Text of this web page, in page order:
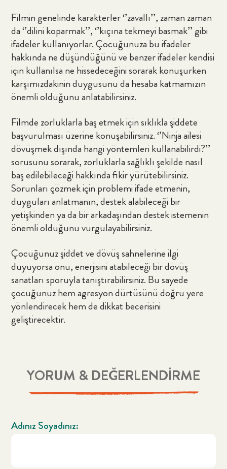
Filmin genelinde karakterler ‘’zavallı’’, zaman zaman
da ‘’dilini koparmak’’, ‘’kıçına tekmeyi basmak’’ gibi
ifadeler kullanıyorlar. Çocuğunuza bu ifadeler
hakkında ne düşündüğünü ve benzer ifadeler kendisi
için kullanılsa ne hissedeceğini sorarak konuşurken
karşımızdakinin duygusunu da hesaba katmamızın
önemli olduğunu anlatabilirsiniz.
Filmde zorluklarla baş etmek için sıklıkla şiddete
başvurulması üzerine konuşabilirsiniz. ‘’Ninja ailesi
dövüşmek dışında hangi yöntemleri kullanabilirdi?’’
sorusunu sorarak, zorluklarla sağlıklı şekilde nasıl
baş edilebileceği hakkında fikir yürütebilirsiniz.
Sorunları çözmek için problemi ifade etmenin,
duyguları anlatmanın, destek alabileceği bir
yetişkinden ya da bir arkadaşından destek istemenin
önemli olduğunu vurgulayabilirsiniz.
Çocuğunuz şiddet ve dövüş sahnelerine ilgi
duyuyorsa onu, enerjisini atabileceği bir dövüş
sanatları sporuyla tanıştırabilirsiniz. Bu sayede
çocuğunuz hem agresyon dürtüsünü doğru yere
yönlendirecek hem de dikkat becerisini
geliştirecektir.
YORUM & DEĞERLENDİRME
Adınız Soyadınız: